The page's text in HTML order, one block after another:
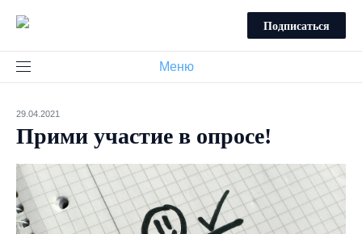
Подписаться
Меню
29.04.2021
Прими участие в опросе!